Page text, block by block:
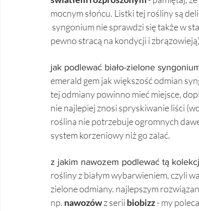
mocnym słońcu. Listki tej rośliny są
syngonium nie sprawdzi się także w
pewno stracą na kondycji i
jak podlewać biało-zielone
emerald gem jak większość odmian
tej odmiany powinno mieć miejsce,
nie najlepiej znosi spryskiwanie liści
roślina nie potrzebuje ogromnych
system korzeniowy niż go zalać.
z jakim nawozem podlewać tą
rośliny z białym wybarwieniem, czyli
zielone odmiany. najlepszym
np. nawozów z serii biobizz - my